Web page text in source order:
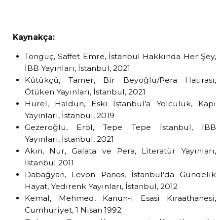
Kaynakça:
Tonguç, Saffet Emre, İstanbul Hakkında Her Şey,
İBB Yayınları, İstanbul, 2021
Kütükçü, Tamer, Bir Beyoğlu/Pera Hatırası,
Ötüken Yayınları, İstanbul, 2021
Hürel, Haldun, Eski İstanbul’a Yolculuk, Kapı
Yayınları, İstanbul, 2019
Gezeroğlu, Erol, Tepe Tepe İstanbul, İBB
Yayınları, İstanbul, 2021
Akın, Nur, Galata ve Pera, Literatür Yayınları,
İstanbul 2011
Dabağyan, Levon Panos, İstanbul’da Gündelik
Hayat, Yedirenk Yayınları, İstanbul, 2012
Kemal, Mehmed, Kanun-i Esasi Kıraathanesi,
Cumhuriyet, 1 Nisan 1992